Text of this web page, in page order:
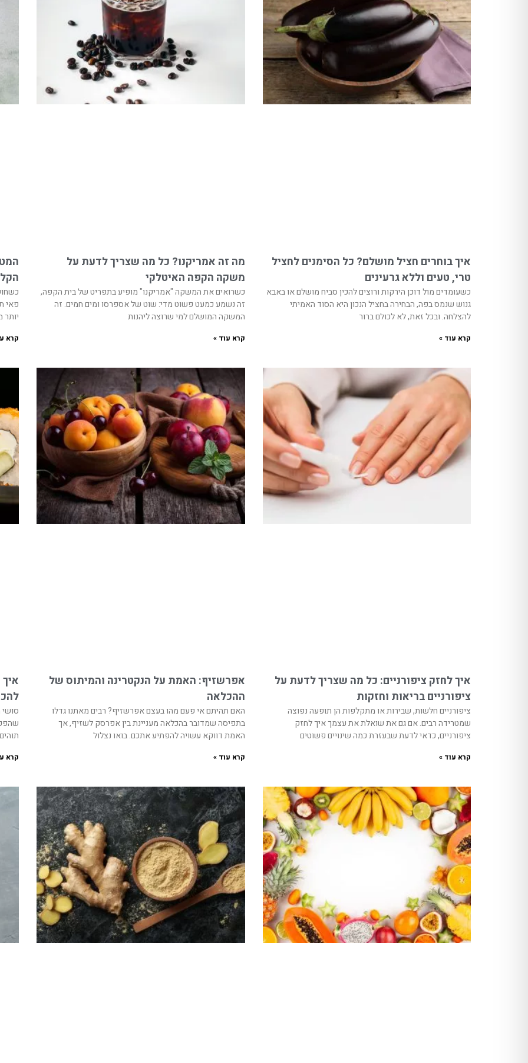
איך בוחרים חציל מושלם? כל הסימנים לחציל
טרי, טעים וללא גרעינים
כשעומדים מול דוכן הירקות ורוצים להכין סביח מושלם או באבא
גנוש שנמס בפה, הבחירה בחציל הנכון היא הסוד האמיתי
להצלחה. ובכל זאת, לא לכולם ברור
קרא עוד »
מה זה אמריקנו? כל מה שצריך לדעת על
משקה הקפה האיטלקי
כשרואים את המשקה "אמריקנו" מופיע בתפריט של בית הקפה,
זה נשמע כמעט פשוט מדי: שוט של אספרסו ומים חמים. זה
המשקה המושלם למי שרוצה ליהנות
קרא עוד »
פאי
קרא
איך לחזק ציפורניים: כל מה שצריך לדעת על
ציפורניים בריאות וחזקות
ציפורניים חלשות, שבירות או מתקלפות הן תופעה נפוצה
שמטרידה רבים. אם גם את שואלת את עצמך איך לחזק
ציפורניים, כדאי לדעת שבעזרת כמה שינויים פשוטים
קרא עוד »
אפרשזיף: האמת על הנקטרינה והמיתוס של
ההכלאה
האם תהיתם אי פעם מהו בעצם אפרשזיף? רבים מאתנו גדלו
בתפיסה שמדובר בהכלאה מעניינת בין אפרסק לשזיף, אך
האמת דווקא עשויה להפתיע אתכם. בואו נצלול
קרא עוד » קרא